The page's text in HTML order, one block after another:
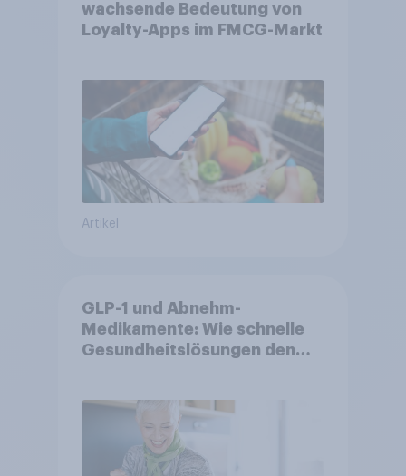
wachsende Bedeutung von
Loyalty-Apps im FMCG-Markt
Artikel
GLP-1 und Abnehm-
Medikamente: Wie schnelle
Gesundheitslösungen den